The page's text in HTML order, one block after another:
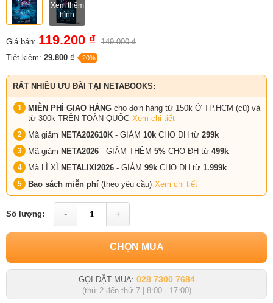
Xem thêm
hình
Giá bán: 119.200 ₫ 149.000 ₫
Tiết kiệm: 29.800 ₫ -20%
RẤT NHIỀU ƯU ĐÃI TẠI NETABOOKS:
MIỄN PHÍ GIAO HÀNG cho đơn hàng từ 150k Ở TP.HCM (cũ) và
từ 300k TRÊN TOÀN QUỐC Xem chi tiết
Mã giảm NETA202610K - GIẢM 10k CHO ĐH từ 299k
Mã giảm NETA2026 - GIẢM THÊM 5% CHO ĐH từ 499k
Mã LÌ XÌ NETALIXI2026 - GIẢM 99k CHO ĐH từ 1.999k
Bao sách miễn phí (theo yêu cầu) Xem chi tiết
Số lượng: - +
CHỌN MUA
GỌI ĐẶT MUA: 028 7300 7684
(thứ 2 đến thứ 7 | 8:00 - 17:00)